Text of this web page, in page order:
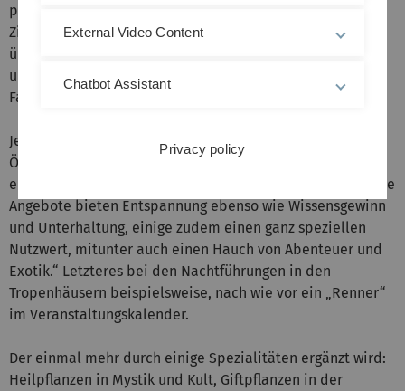
präge. Abgestimmt zudem auf unterschiedlichste
Zielgruppen, Hobby-Biologen etwa, Naturliebhaber
überhaupt, Wellness-Freunde und nicht zuletzt Kinder,
unter anderem mit einigen Angeboten für die ganze
Familie. Mit einer „Öko-Rallye“ zum Beispiel.
Jedenfalls resultiert das wachsende Interesse der
Öffentlichkeit Gschneidner zufolge ganz besonders aus
einer gelungenen Mischung verschiedener Effekte: „Unsere
Angebote bieten Entspannung ebenso wie Wissensgewinn
und Unterhaltung, einige zudem einen ganz speziellen
Nutzwert, mitunter auch einen Hauch von Abenteuer und
Exotik.“ Letzteres bei den Nachtführungen in den
Tropenhäusern beispielsweise, nach wie vor ein „Renner“
im Veranstaltungskalender.
Der einmal mehr durch einige Spezialitäten ergänzt wird:
Heilpflanzen in Mystik und Kult, Giftpflanzen in der
External Video Content
Chatbot Assistant
Privacy policy